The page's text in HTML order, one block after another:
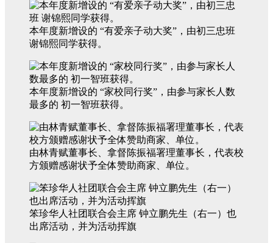
本年度新增设的 “有爱亲子动大奖”，由初三忠班
谢锦熙同学获得。
本年度新增设的 “家校同行奖”，由参与家长人数
最多的 初一智班获得。
由林青赋董事长、拿督陈振福署理董事长，代表校
方颁赠感谢状予全体赞助商家、单位。
笨珍华人社团联合会主席 钟立鹏先生（右一）也
出席活动，并为活动挥旗